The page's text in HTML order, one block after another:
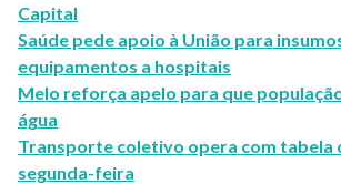
Capital
Saúde pede apoio à União para
equipamentos a hospitais
Melo reforça apelo para que
água
Transporte coletivo opera com tabela
segunda-feira